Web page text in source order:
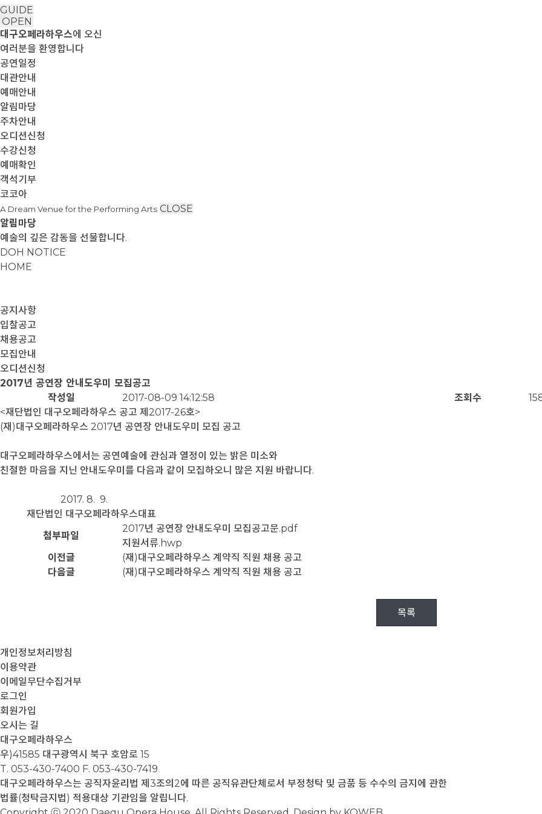
GUIDE
OPEN
대구오페라하우스에 오신
여러분을 환영합니다
공연일정
대관안내
예매안내
알림마당
주차안내
오디션신청
수강신청
예매확인
객석기부
코코아
A Dream Venue for the Performing Arts CLOSE
알림마당
예술의 깊은 감동을 선물합니다.
DOH NOTICE
HOME
공지사항
입찰공고
채용공고
모집안내
오디션신청
2017년 공연장 안내도우미 모집공고
작성일
2017-08-09 14:12:58 조회수
<재단법인 대구오페라하우스 공고 제2017-26호>
(재)대구오페라하우스 2017년 공연장 안내도우미 모집 공고
대구오페라하우스에서는 공연예술에 관심과 열정이 있는 밝은 미소와
친절한 마음을 지닌 안내도우미를 다음과 같이 모집하오니 많은 지원 바랍니다.
2017. 8. 9.
재단법인 대구오페라하우스대표
첨부파일
2017년 공연장 안내도우미 모집공고문.pdf
지원서류.hwp
이전글
(재)대구오페라하우스 계약직 직원 채용 공고
다음글
(재)대구오페라하우스 계약직 직원 채용 공고
목록
개인정보처리방침
이용약관
이메일무단수집거부
로그인
회원가입
오시는 길
대구오페라하우스
우)41585 대구광역시 북구 호암로 15
T. 053-430-7400 F. 053-430-7419
대구오페라하우스는 공직자윤리법 제3조의2에 따른 공직유관단체로서 부정청탁 및 금품 등 수수의 금지에 관한
법률(청탁금지법) 적용대상 기관임을 알립니다.